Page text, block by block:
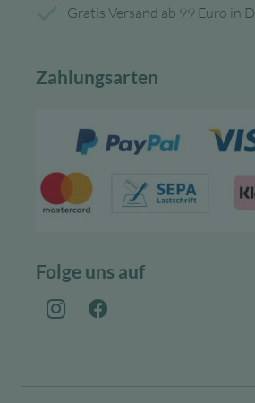
Gratis Versand ab 99 Euro in D
Zahlungsarten
Folge uns auf